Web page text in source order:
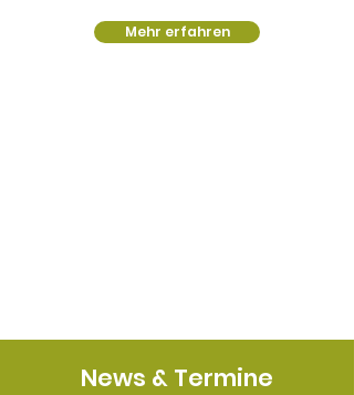
Mehr erfahren
News & Termine